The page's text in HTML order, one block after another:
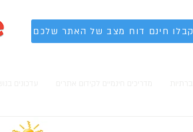
קבלו חינם דוח מצב של האתר שלכם